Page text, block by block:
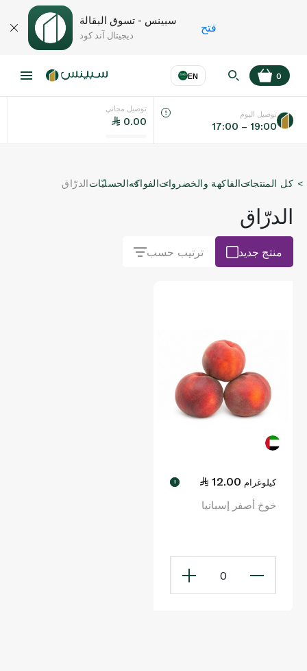
سبينس - تسوق البقالة
ديجيتال آند كود
فتح
EN
اللغة عر
KSA
0
توصيل مجاني
0.00
توصيل اليوم
17:00 – 19:00
كل المنتجاتالفاكهة والخضرواتالفواكهالحسليّاتالدرّاق
الدرّاق
منتج جديد ترتيب حسب
12.00 كيلوغرام !
خوخ أصفر إسبانيا
0